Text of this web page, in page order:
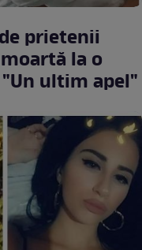
prietenii
la o
ultim apel"